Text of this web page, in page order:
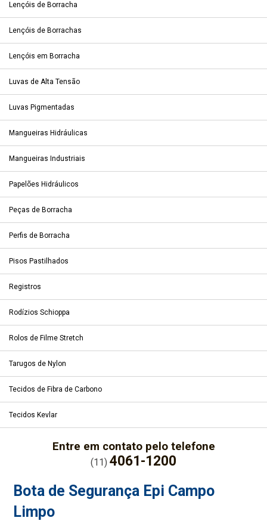
Lençóis de Borracha
Lençóis de Borrachas
Lençóis em Borracha
Luvas de Alta Tensão
Luvas Pigmentadas
Mangueiras Hidráulicas
Mangueiras Industriais
Papelões Hidráulicos
Peças de Borracha
Perfis de Borracha
Pisos Pastilhados
Registros
Rodízios Schioppa
Rolos de Filme Stretch
Tarugos de Nylon
Tecidos de Fibra de Carbono
Tecidos Kevlar
Entre em contato pelo telefone
(11) 4061-1200
Bota de Segurança Epi Campo
Limpo